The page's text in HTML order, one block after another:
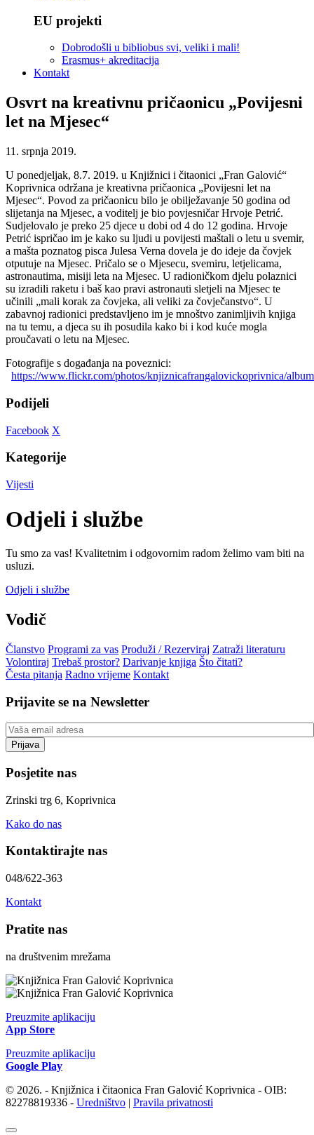
EU projekti
Dobrodošli u bibliobus svi, veliki i mali!
Erasmus+ akreditacija
Kontakt
Osvrt na kreativnu pričaonicu „Povijesni
let na Mjesec“
11. srpnja 2019.
U ponedjeljak, 8.7. 2019. u Knjižnici i čitaonici „Fran Galović“
Koprivnica održana je kreativna pričaonica „Povijesni let na
Mjesec“. Povod za pričaonicu bilo je obilježavanje 50 godina od
slijetanja na Mjesec, a voditelj je bio povjesničar Hrvoje Petrić.
Sudjelovalo je preko 25 djece u dobi od 4 do 12 godina. Hrvoje
Petrić ispričao im je kako su ljudi u povijesti maštali o letu u svemir,
a mašta poznatog pisca Julesa Verna dovela je do ideje da čovjek
otputuje na Mjesec. Pričalo se o Mjesecu, svemiru, letjelicama,
astronautima, misiji leta na Mjesec. U radioničkom djelu polaznici
su izradili raketu i baš kao pravi astronauti sletjeli na Mjesec te
učinili „mali korak za čovjeka, ali veliki za čovječanstvo“. U
zabavnoj radionici predstavljeno im je mnoštvo zanimljivih knjiga
na tu temu, a djeca su ih posudila kako bi i kod kuće mogla
proučavati o letu na Mjesec.
Fotografije s događanja na poveznici:
https://www.flickr.com/photos/knjiznicafrangalovickoprivnica/
Podijeli
Facebook X
Kategorije
Vijesti
Odjeli i službe
Tu smo za vas! Kvalitetnim i odgovornim radom želimo vam biti na
usluzi.
Odjeli i službe
Vodič
Članstvo Programi za vas Produži / Rezerviraj Zatraži literaturu
Volontiraj Trebaš prostor? Darivanje knjiga Što čitati?
Česta pitanja Radno vrijeme Kontakt
Prijavite se na Newsletter
Posjetite nas
Zrinski trg 6, Koprivnica
Kako do nas
Kontaktirajte nas
048/622-363
Kontakt
Pratite nas
na društvenim mrežama
Preuzmite aplikaciju
App Store
Preuzmite aplikaciju
Google Play
© 2026. - Knjižnica i čitaonica Fran Galović Koprivnica - OIB:
82278819336 - Uredništvo | Pravila privatnosti